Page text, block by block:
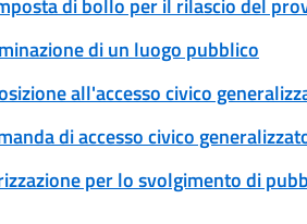
di bollo per il rilascio del
di un luogo pubblico
all'accesso civico
di accesso civico
per lo svolgimento di